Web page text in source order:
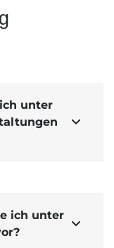
unter

ich unter
